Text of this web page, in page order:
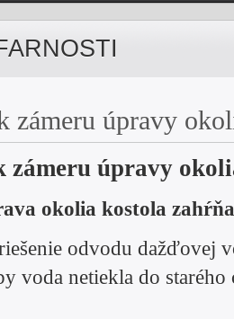
zámeru úpravy
zámeru úpravy
okolia kostola
odvodu dažďovej
voda netiekla do